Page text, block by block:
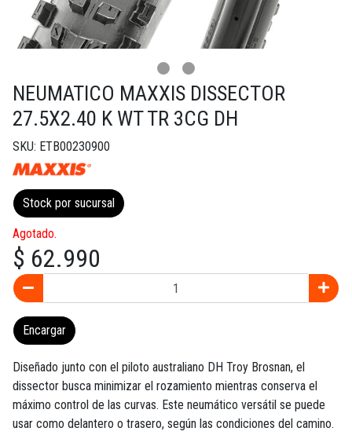
NEUMATICO MAXXIS DISSECTOR
27.5X2.40 K WT TR 3CG DH
SKU: ETB00230900
Stock por sucursal
Agotado.
$ 62.990
Encargar
Diseñado junto con el piloto australiano DH Troy Brosnan, el
dissector busca minimizar el rozamiento mientras conserva el
máximo control de las curvas. Este neumático versátil se puede
usar como delantero o trasero, según las condiciones del camino.